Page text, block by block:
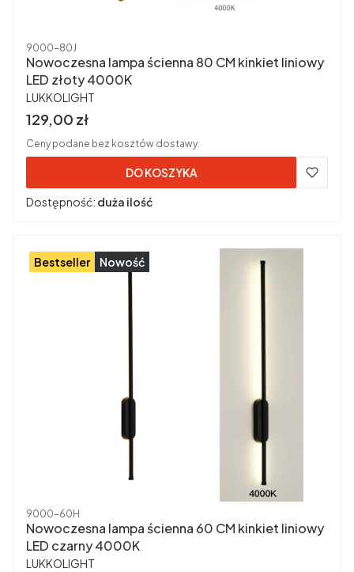
Kod produktu
9000-80J
Nowoczesna lampa ścienna 80 CM kinkiet liniowy
LED złoty 4000K
PRODUCENT
LUKKOLIGHT
Cena brutto
129,00 zł
Ceny podane bez kosztów dostawy.
DO KOSZYKA
Dostępność: duża ilość
Bestseller Nowość
Kod produktu
9000-60H
Nowoczesna lampa ścienna 60 CM kinkiet liniowy
LED czarny 4000K
PRODUCENT
LUKKOLIGHT